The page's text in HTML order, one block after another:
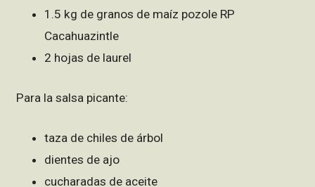
1.5 kg de granos de maíz pozole RP
Cacahuazintle
2 hojas de laurel
Para la salsa picante:
taza de chiles de árbol
dientes de ajo
cucharadas de aceite